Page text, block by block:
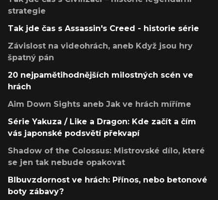
strategie
Tak jde čas s Assassin's Creed - historie série
Závislost na videohrách, aneb Když jsou hry
špatný pán
20 nejpamětihodnějších milostných scén ve
hrách
Aim Down Sights aneb Jak ve hrách míříme
Série Yakuza / Like a Dragon: Kde začít a čím
vás japonské podsvětí překvapí
Shadow of the Colossus: Mistrovské dílo, které
se jen tak nebude opakovat
Blbuvzdornost ve hrách: Přínos, nebo betonové
boty zábavy?